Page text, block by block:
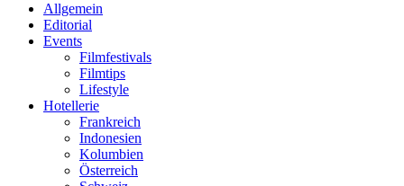
Allgemein
Editorial
Events
Filmfestivals
Filmtips
Lifestyle
Hotellerie
Frankreich
Indonesien
Kolumbien
Österreich